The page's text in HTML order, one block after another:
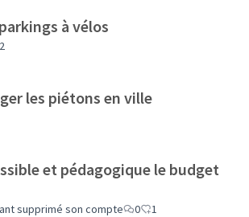
à vélos
2
les piétons en ville
et pédagogique le budget
supprimé son compte 0 1